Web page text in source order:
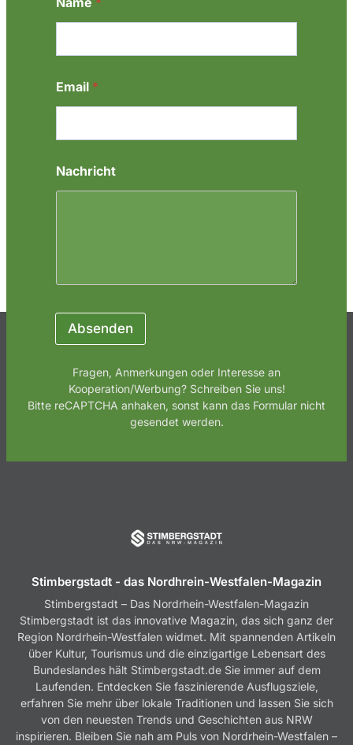
m
a
a
m
e
Email *
Nachricht
Absenden
Fragen, Anmerkungen oder Interesse an
Kooperation/Werbung? Schreiben Sie uns!
Bitte reCAPTCHA anhaken, sonst kann das Formular nicht
gesendet werden.
Stimbergstadt - das Nordhrein-Westfalen-Magazin
Stimbergstadt – Das Nordrhein-Westfalen-Magazin
Stimbergstadt ist das innovative Magazin, das sich ganz der
Region Nordrhein-Westfalen widmet. Mit spannenden Artikeln
über Kultur, Tourismus und die einzigartige Lebensart des
Bundeslandes hält Stimbergstadt.de Sie immer auf dem
Laufenden. Entdecken Sie faszinierende Ausflugsziele,
erfahren Sie mehr über lokale Traditionen und lassen Sie sich
von den neuesten Trends und Geschichten aus NRW
inspirieren. Bleiben Sie nah am Puls von Nordrhein-Westfalen –